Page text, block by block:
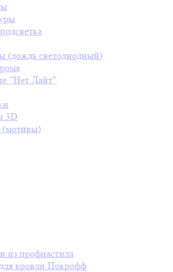
(дождь светодиодный)
"Нет Лайт"
3D
(мотивы)
из профнастила
кровли Покрофф